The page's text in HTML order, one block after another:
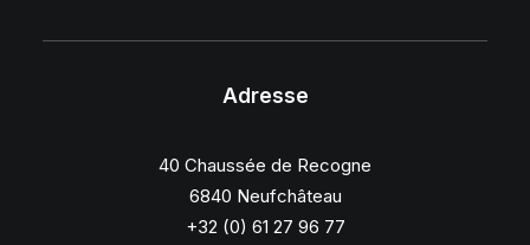
Adresse
40 Chaussée de Recogne
6840 Neufchâteau
+32 (0) 61 27 96 77